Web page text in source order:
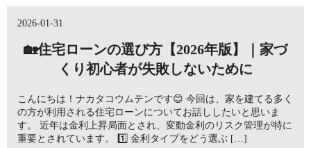
2026-01-31
🏡住宅ローンの選び方【2026年版】｜家づ
くり初心者が失敗しないために
こんにちは！ナカタコウムテンです😊 今回は、家を建てる多く
の方が利用される住宅ローンについてお話ししたいと思いま
す。 近年は金利上昇局面とされ、変動金利のリスク管理が特に
重要とされています。 1️⃣ 金利タイプをどう選ぶ […]